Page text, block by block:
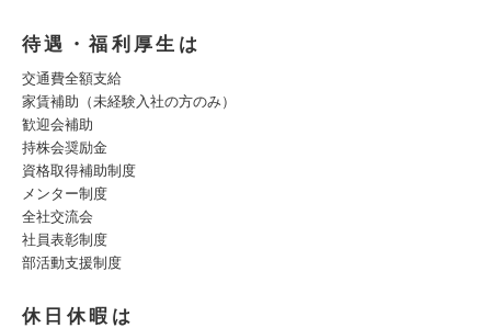
待遇・福利厚生は
交通費全額支給
家賃補助（未経験入社の方のみ）
歓迎会補助
持株会奨励金
資格取得補助制度
メンター制度
全社交流会
社員表彰制度
部活動支援制度
休日休暇は